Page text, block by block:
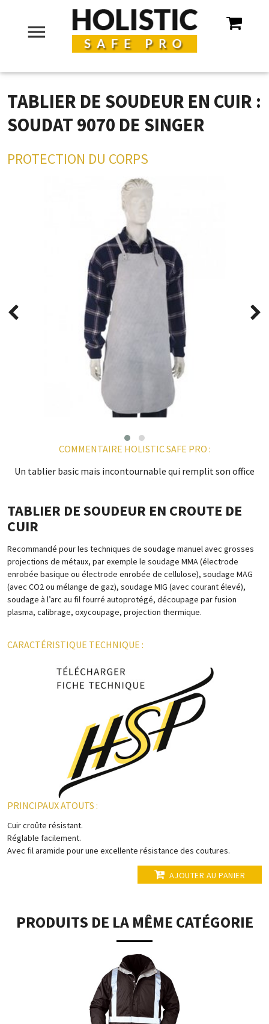
menu
TABLIER DE SOUDEUR EN CUIR :
SOUDAT 9070 DE SINGER
PROTECTION DU CORPS
COMMENTAIRE HOLISTIC SAFE PRO :
Un tablier basic mais incontournable qui remplit son office
TABLIER DE SOUDEUR EN CROUTE DE
CUIR
Recommandé pour les techniques de soudage manuel avec grosses
projections de métaux, par exemple le soudage MMA (électrode
enrobée basique ou électrode enrobée de cellulose), soudage MAG
(avec CO2 ou mélange de gaz), soudage MIG (avec courant élevé),
soudage à l’arc au fil fourré autoprotégé, découpage par fusion
plasma, calibrage, oxycoupage, projection thermique.
CARACTÉRISTIQUE TECHNIQUE :
PRINCIPAUX ATOUTS :
Cuir croûte résistant.
Réglable facilement.
Avec fil aramide pour une excellente résistance des coutures.
AJOUTER AU PANIER
PRODUITS DE LA MÊME CATÉGORIE